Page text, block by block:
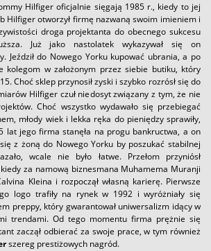
Hilfiger oficjalnie sięgają 1985 r., kiedy to jej
Hilfiger otworzył firmę nazwaną swoim imieniem i
droga projektanta do obecnego sukcesu
Już jako nastolatek wykazywał się on
Jeździł do Nowego Yorku kupować ubrania, a po
kolegom w założonym przez siebie butiku, który
Choć sklep przynosił zyski i szybko rozrósł się do
Hilfiger czuł niedosyt związany z tym, że nie
Choć wszystko wydawało się przebiegać
młody wiek i lekka ręka do pieniędzy sprawiły,
lat jego firma stanęła na progu bankructwa, a on
z żoną do Nowego Yorku by poszukać stabilnej
wcale nie było łatwe. Przełom przyniósł
za namową biznesmana Muhamema Muranji
Kleina i rozpoczął własną karierę. Pierwsze
logo trafiły na rynek w 1992 i wyróżniały się
preppy, który gwarantował uniwersalizm idący w
trendami. Od tego momentu firma prężnie się
zaczął odbierać za swoje prace, w tym również
szereg prestiżowych nagród.